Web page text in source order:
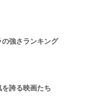
強さランキング
を誇る映画たち